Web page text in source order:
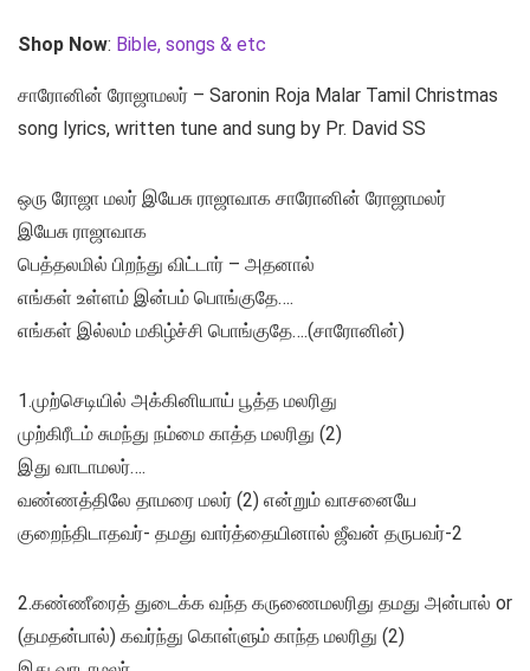
Shop Now: Bible, songs & etc
சாரோனின் ரோஜாமலர் – Saronin Roja Malar Tamil Christmas
song lyrics, written tune and sung by Pr. David SS
ஒரு ரோஜா மலர் இயேசு ராஜாவாக சாரோனின் ரோஜாமலர்
இயேசு ராஜாவாக
பெத்தலமில் பிறந்து விட்டார் – அதனால்
எங்கள் உள்ளம் இன்பம் பொங்குதே….
எங்கள் இல்லம் மகிழ்ச்சி பொங்குதே….(சாரோனின்)
1.முற்செடியில் அக்கினியாய் பூத்த மலரிது
முற்கிரீடம் சுமந்து நம்மை காத்த மலரிது (2)
இது வாடாமலர்….
வண்ணத்திலே தாமரை மலர் (2) என்றும் வாசனையே
குறைந்திடாதவர்- தமது வார்த்தையினால் ஜீவன் தருபவர்-2
2.கண்ணீரைத் துடைக்க வந்த கருணைமலரிது தமது அன்பால் or
(தமதன்பால்) கவர்ந்து கொள்ளும் காந்த மலரிது (2)